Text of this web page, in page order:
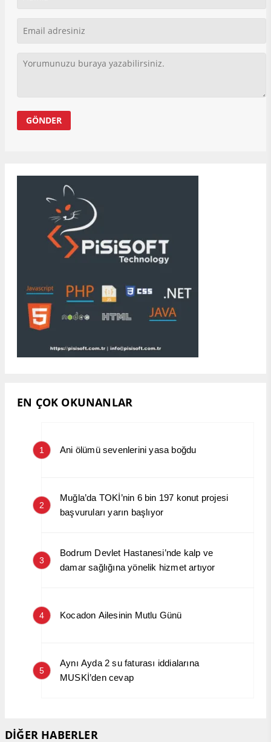
EN ÇOK OKUNANLAR
1 Ani ölümü sevenlerini yasa boğdu
2
Muğla’da TOKİ’nin 6 bin 197 konut projesi
başvuruları yarın başlıyor
3
Bodrum Devlet Hastanesi’nde kalp ve
damar sağlığına yönelik hizmet artıyor
4 Kocadon Ailesinin Mutlu Günü
5
Aynı Ayda 2 su faturası iddialarına
MUSKİ’den cevap
DİĞER HABERLER